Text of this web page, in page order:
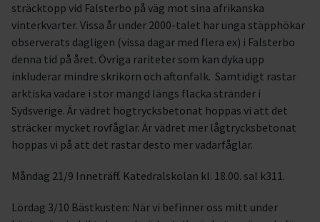
sträcktopp vid Falsterbo på väg mot sina afrikanska
vinterkvarter. Vissa år under 2000-talet har unga stäpphökar
observerats dagligen (vissa dagar med flera ex) i Falsterbo
denna tid på året. Övriga rariteter som kan dyka upp
inkluderar mindre skrikörn och aftonfalk. Samtidigt rastar
arktiska vadare i stor mängd längs flacka stränder i
Sydsverige. Är vädret högtrycksbetonat hoppas vi att det
sträcker mycket rovfåglar. Är vädret mer lågtrycksbetonat
hoppas vi på att det rastar desto mer vadarfåglar.
Måndag 21/9 Inneträff. Katedralskolan kl. 18.00. sal k311.
Lördag 3/10 Bästkusten: När vi befinner oss mitt under